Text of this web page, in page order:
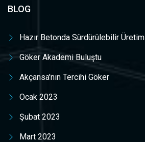
BLOG
Hazır Betonda Sürdürülebilir Üretim
Göker Akademi Buluştu
Akçansa'nın Tercihi Göker
Ocak 2023
Şubat 2023
Mart 2023